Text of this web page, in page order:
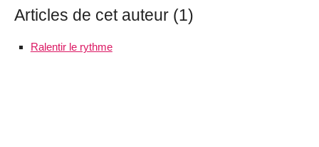
Articles de cet auteur (1)
Ralentir le rythme